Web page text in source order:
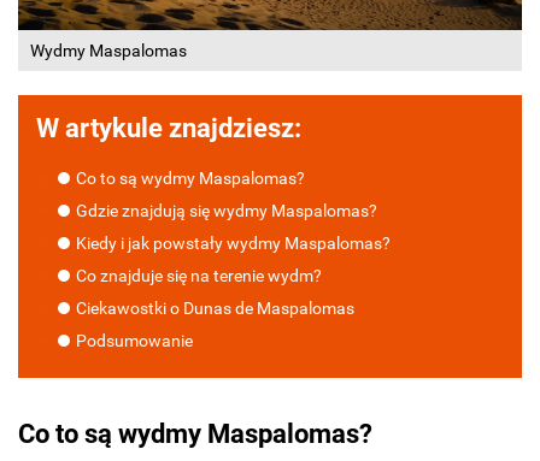
Wydmy Maspalomas
W artykule znajdziesz:
Co to są wydmy Maspalomas?
Gdzie znajdują się wydmy Maspalomas?
Kiedy i jak powstały wydmy Maspalomas?
Co znajduje się na terenie wydm?
Ciekawostki o Dunas de Maspalomas
Podsumowanie
Co to są wydmy Maspalomas?